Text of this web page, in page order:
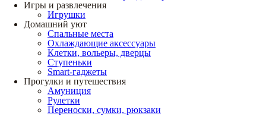
Игры и развлечения
Игрушки
Домашний уют
Спальные места
Охлаждающие аксессуары
Клетки, вольеры, дверцы
Ступеньки
Smart-гаджеты
Прогулки и путешествия
Амуниция
Рулетки
Переноски, сумки, рюкзаки